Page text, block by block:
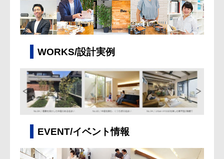
WORKS/設計実例
EVENT/イベント情報